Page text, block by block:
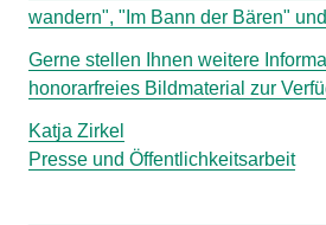
wandern", "Im Bann der Bären"
Gerne stellen Ihnen weitere
honorarfreies Bildmaterial zur
Katja Zirkel
Presse und Öffentlichkeitsarbeit